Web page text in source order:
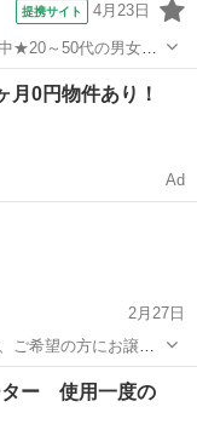
提携サイト 4月23日
★20～50代の男女活
イカー通勤OK！無料
町》 人気の工
月0円物件あり！
Ad
2月27日
ご希望の方にお譲り
。 譲り
ー 使用一度の